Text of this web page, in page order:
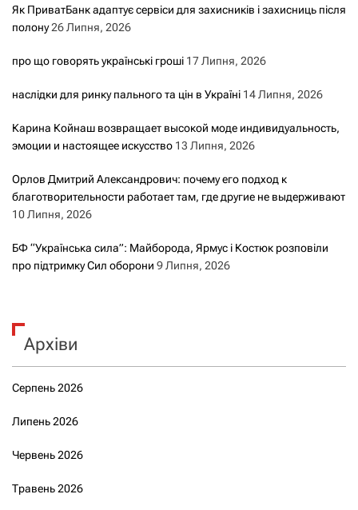
Як ПриватБанк адаптує сервіси для захисників і захисниць після
полону26 Липня, 2026
про що говорять українські гроші 17 Липня, 2026
наслідки для ринку пального та цін в Україні 14 Липня, 2026
Карина Койнаш возвращает высокой моде индивидуальность,
эмоции и настоящее искусство 13 Липня, 2026
Орлов Дмитрий Александрович: почему его подход к
благотворительности работает там, где другие не выдерживают
10 Липня, 2026
БФ “Українська сила”: Майборода, Ярмус і Костюк розповіли
про підтримку Сил оборони 9 Липня, 2026
Архіви
Серпень 2026
Липень 2026
Червень 2026
Травень 2026